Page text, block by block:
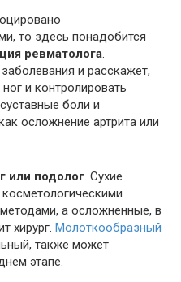
то здесь понадобится
ревматолога.
и расскажет,
и контролировать
боли и
осложнение артрита или
или подолог. Сухие
а осложненные, в
хирург. Молоткообразный
также может
этапе.